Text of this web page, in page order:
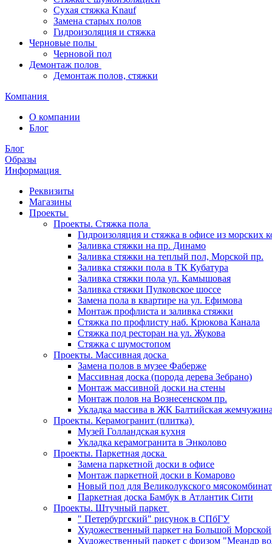
Сухая стяжка Knauf
Замена старых полов
Гидроизоляция и стяжка
Черновые полы
Черновой пол
Демонтаж полов
Демонтаж полов, стяжки
Компания
О компании
Блог
Блог
Образы
Информация
Реквизиты
Магазины
Проекты
Проекты. Стяжка пола
Гидроизоляция и стяжка в офисе из морских
Заливка стяжки на пр. Динамо
Заливка стяжки на теплый пол, Морской пр.
Заливка стяжки пола в ТК Кубатура
Заливка стяжки пола ул. Камышовая
Заливка стяжки Пулковское шоссе
Замена пола в квартире на ул. Ефимова
Монтаж профлиста и заливка стяжки
Стяжка по профлисту наб. Крюкова Канала
Стяжка под ресторан на ул. Жукова
Стяжка с шумостопом
Проекты. Массивная доска
Замена полов в музее Фаберже
Массивная доска (порода дерева Зебрано)
Монтаж массивной доски на стены
Монтаж полов на Вознесенском пр.
Укладка массива в ЖК Балтийская жемчужина
Проекты. Керамогранит (плитка)
Музей Голландская кухня
Укладка керамогранита в Энколово
Проекты. Паркетная доска
Замена паркетной доски в офисе
Монтаж паркетной доски в Комарово
Новый пол для Великолукского
Паркетная доска Бамбук в Атлантик Сити
Проекты. Штучный паркет
" Петербургский" рисунок в СПбГУ
Художественный паркет на Большой Морской
Художественный паркет с фризом "Меандр